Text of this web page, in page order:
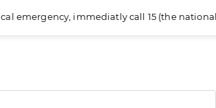
emergency, immediatly call 15 (the